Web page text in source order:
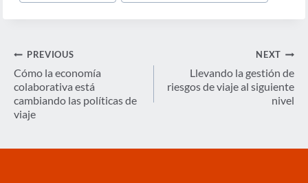
Navegación
de
entradas
PREVIOUS
Cómo la economía
colaborativa está
cambiando las políticas de
viaje
NEXT
Llevando la gestión de
riesgos de viaje al siguiente
nivel